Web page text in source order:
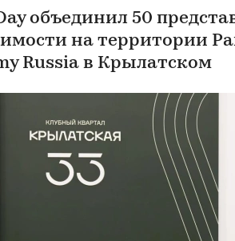
объединил 50
на территории
Russia в Крылатском